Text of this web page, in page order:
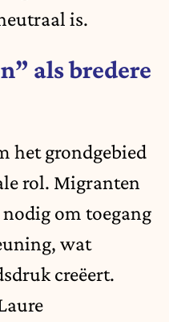
is.
als bredere
het grondgebied
rol. Migranten
om toegang
wat
creëert.